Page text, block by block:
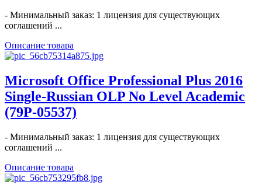
- Минимальный заказ: 1 лицензия для существующих
соглашений ...
Описание товара
Microsoft Office Professional Plus 2016
Single-Russian OLP No Level Academic
(79P-05537)
- Минимальный заказ: 1 лицензия для существующих
соглашений ...
Описание товара